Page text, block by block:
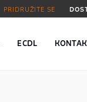
PRIDRUŽITE SE
ECDL